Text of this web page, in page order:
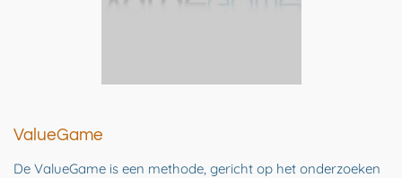
ValueGame
De ValueGame is een methode, gericht op het onderzoeken